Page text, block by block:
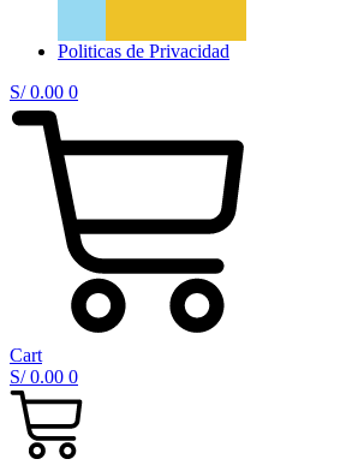
Politicas de Privacidad
S/0.00 0
Cart
S/0.00 0